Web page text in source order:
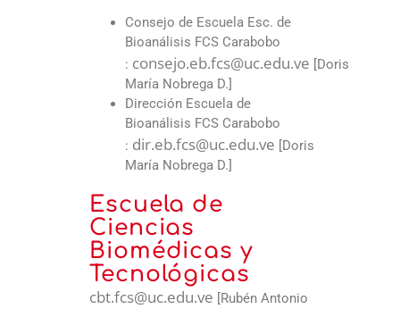
Consejo de Escuela Esc. de
Bioanálisis FCS Carabobo
: consejo.eb.fcs@uc.edu.ve [Doris
María Nobrega D.]
Dirección Escuela de
Bioanálisis FCS Carabobo
: dir.eb.fcs@uc.edu.ve [Doris
María Nobrega D.]
Escuela de
Ciencias
Biomédicas y
Tecnológicas
cbt.fcs@uc.edu.ve [Rubén Antonio